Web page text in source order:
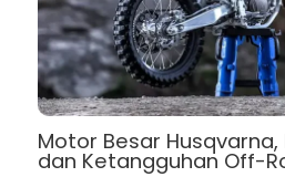
Motor Besar
dan Ketangguhan Off-